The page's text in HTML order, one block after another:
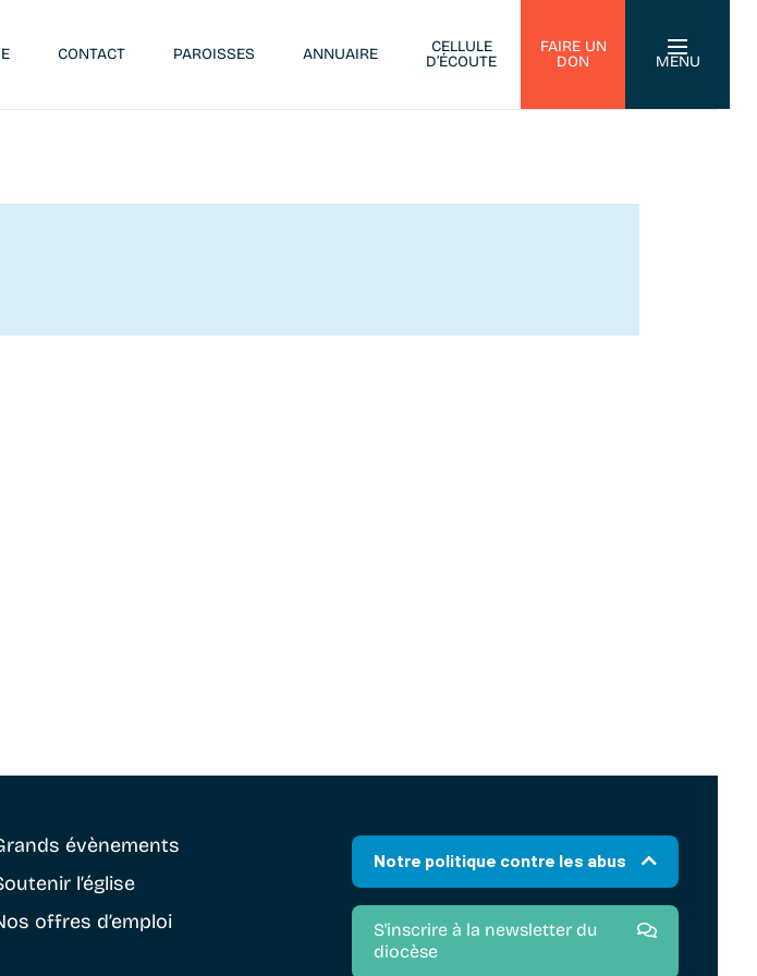
CONTACT PAROISSES ANNUAIRE
CELLULE
D’ÉCOUTE
FAIRE UN
DON
MENU
évènements
l’église
offres d’emploi
Notre politique contre les abus
S'inscrire à la newsletter du
diocèse